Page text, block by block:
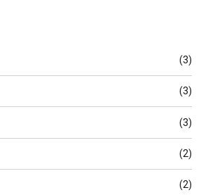
(3)
(3)
(3)
(2)
(2)